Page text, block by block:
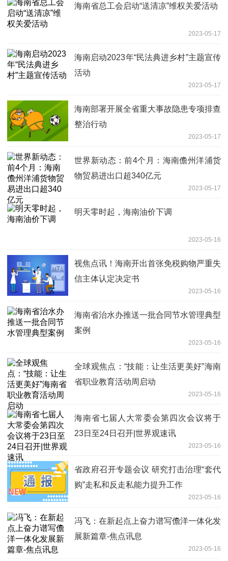
海南省总工会启动“送清凉”维权关爱活动
2023-05-17
海南启动2023年“民法典进乡村”主题宣传
活动
2023-05-17
海南部署开展全省重大事故隐患专项排查
整治行动
2023-05-17
世界新动态：前4个月：海南儋州洋浦货
物贸易进出口超340亿元
2023-05-17
明天零时起，海南油价下调
2023-05-16
视焦点讯！海南开出首张免税购物严重失
信主体认定决定书
2023-05-16
海南省治水办推送一批合同节水管理典型
案例
2023-05-16
全球观焦点：“技能：让生活更美好”海南
省职业教育活动周启动
2023-05-16
海南省七届人大常委会第四次会议将于
23日至24日召开|世界观速讯
2023-05-16
省政府召开专题会议 研究打击治理“套代
购”走私和反走私能力提升工作
2023-05-16
冯飞：在新起点上奋力谱写儋洋一体化发
展新篇章-焦点讯息
2023-05-16